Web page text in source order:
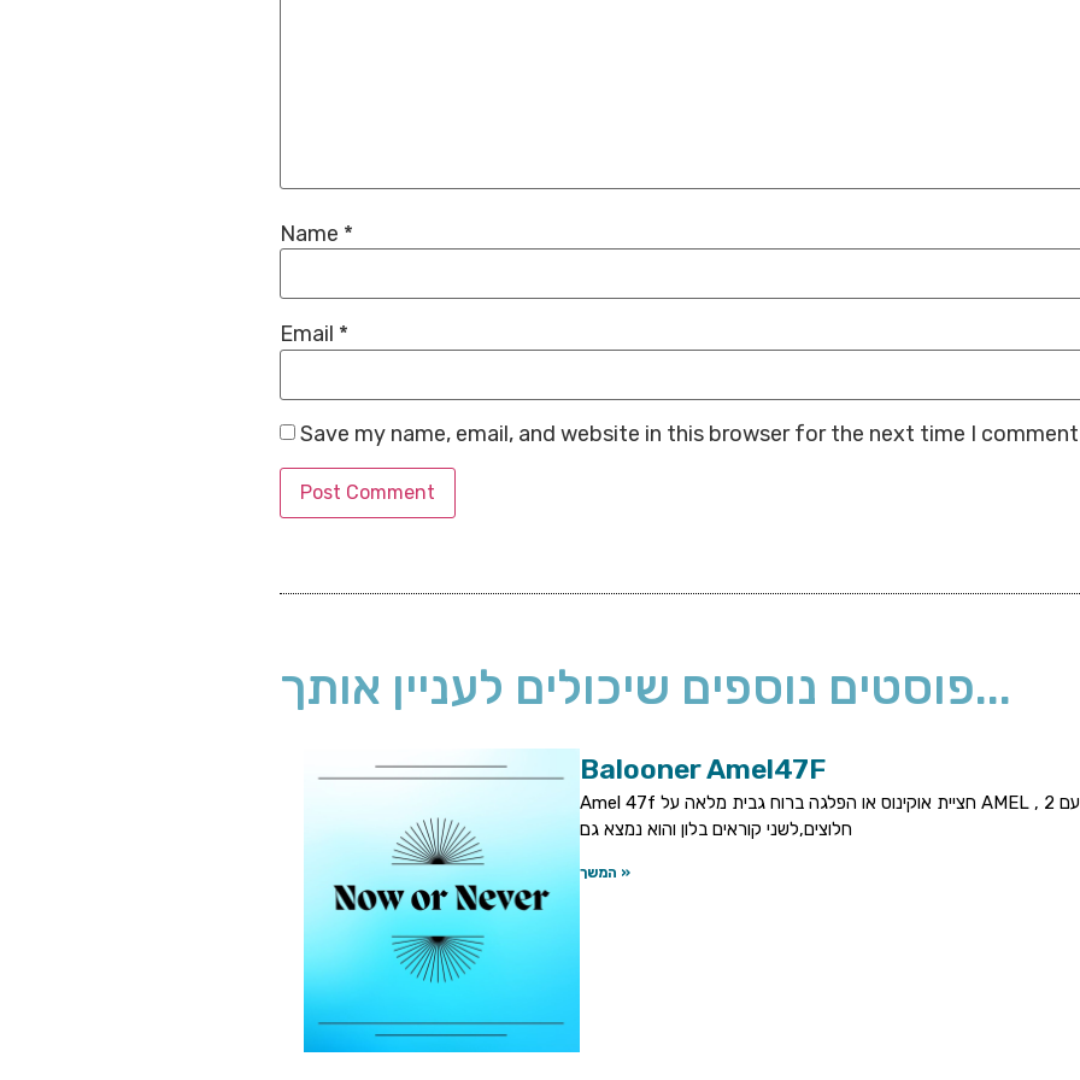
Name *
Email *
Save my name, email, and website in this browser for the next time I
פוסטים נוספים שיכולים לעניין אותך...
Balooner Amel47F
Amel 47f חציית אוקינוס או הפלגה ברוח גבית מלאה על AMEL , משנה את ההפלגה. ההפלגה נעשת עם 2
חלוצים,לשני קוראים בלון והוא נמצא גם
המשך »